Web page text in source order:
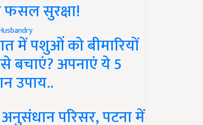
फसल सुरक्षा!
में पशुओं को बीमारियों
बचाएं? अपनाएं ये 5
उपाय..
परिसर, पटना में